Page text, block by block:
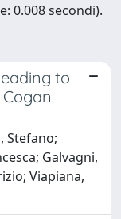
0.008 secondi).
to
Stefano;
Galvagni,
Viapiana,